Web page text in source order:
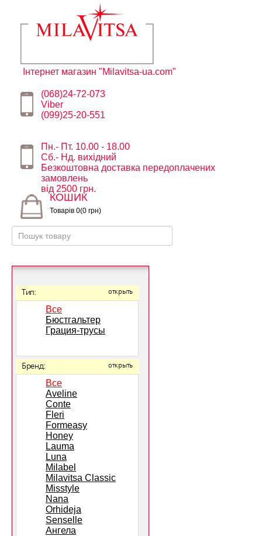
Інтернет магазин "Milavitsa-ua.com"
(068)24-72-073
Viber
(099)25-20-551
Пн.- Пт. 10.00 - 18.00
Сб.- Нд. вихідний
Безкоштовна доставка передоплачених
замовлень
від 2500 грн.
КОШИК
Товарів 0(0 грн)
Тип: открыть
Все
Бюстгальтер
Грация-трусы
Бренд: открыть
Все
Aveline
Conte
Fleri
Formeasy
Honey
Lauma
Luna
Milabel
Milavitsa Classic
Misstyle
Nana
Orhideja
Senselle
Ангела